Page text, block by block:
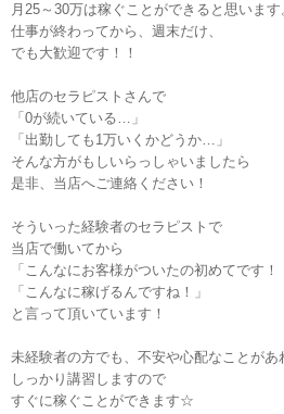
月25～30万は稼ぐことができると思います
仕事が終わってから、週末だけ、
でも大歓迎です！！
他店のセラピストさんで
「0が続いている…」
「出勤しても1万いくかどうか…」
そんな方がもしいらっしゃいましたら
是非、当店へご連絡ください！
そういった経験者のセラピストで
当店で働いてから
「こんなにお客様がついたの初めてです！
「こんなに稼げるんですね！」
と言って頂いています！
未経験者の方でも、不安や心配なことがあ
しっかり講習しますので
すぐに稼ぐことができます☆